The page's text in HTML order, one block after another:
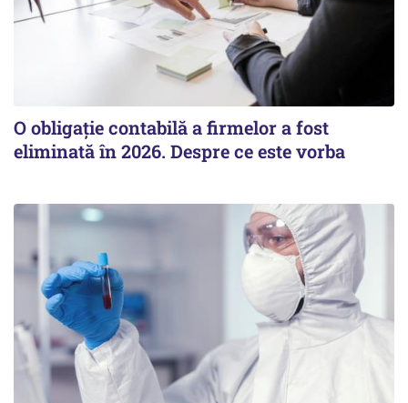
O obligație contabilă a firmelor a fost
eliminată în 2026. Despre ce este vorba